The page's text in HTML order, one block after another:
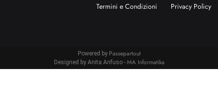
Termini e Condizioni Privacy Policy
Powered by Passepartout
Designed by Anita Anfuso - MA Informatika